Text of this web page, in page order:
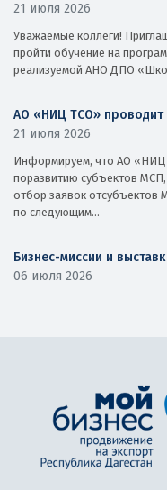
21 июля 2026
Уважаемые коллеги!
пройти обучение на
реализуемой АНО ДПО
АО «НИЦ ТСО» проводит
21 июля 2026
Информируем, что АО «НИЦ
поразвитию субъектов
отбор заявок отсубъектов
по следующим...
Бизнес-миссии и
06 июля 2026